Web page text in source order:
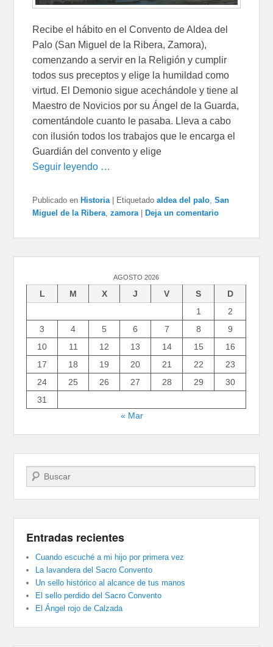
Recibe el hábito en el Convento de Aldea del
Palo (San Miguel de la Ribera, Zamora),
comenzando a servir en la Religión y cumplir
todos sus preceptos y elige la humildad como
virtud. El Demonio sigue acechándole y tiene al
Maestro de Novicios por su Ángel de la Guarda,
comentándole cuanto le pasaba. Lleva a cabo
con ilusión todos los trabajos que le encarga el
Guardián del convento y elige
Seguir leyendo …
Publicado en Historia Etiquetado aldea del palo,San
Miguel de la Ribera,zamora Deja un comentario
AGOSTO 2026
L M X J V S
D
1
2
3
4 5 6 7 8
9
10
11 12 13 14 15
16
17
18 19 20 21 22
23
24
25 26 27 28 29
30
31
« Mar
Buscar
Entradas recientes
Cuando escuché a mi hijo por primera vez
La lavandera del Sacro Convento
Un sello histórico al alcance de tus manos
El sello perdido del Sacro Convento
El Ángel rojo de Calzada